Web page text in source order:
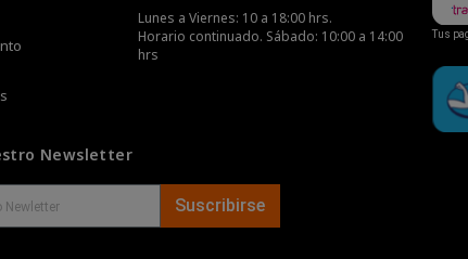
Lunes a Viernes: 10 a 18:00 hrs.
Horario continuado. Sábado: 10:00 a 14:00
hrs
Newsletter
Suscribirse
Tus